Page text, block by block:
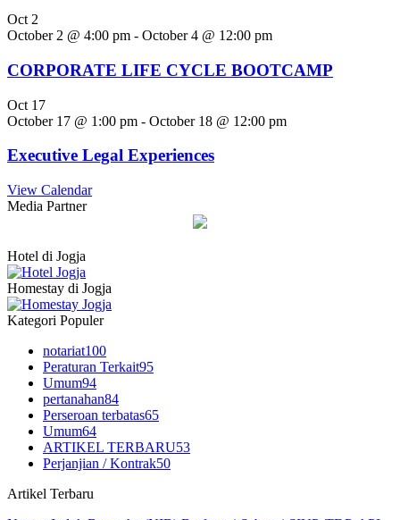
Oct 2
October 2 @ 4:00 pm - October 4 @ 12:00 pm
CORPORATE LIFE CYCLE BOOTCAMP
Oct 17
October 17 @ 1:00 pm - October 18 @ 12:00 pm
Executive Legal Experiences
View Calendar
Media Partner
Hotel di Jogja
Homestay di Jogja
Kategori Populer
notariat100
Peraturan Terkait95
Umum94
pertanahan84
Perseroan terbatas65
Umum64
ARTIKEL TERBARU53
Perjanjian / Kontrak50
Artikel Terbaru